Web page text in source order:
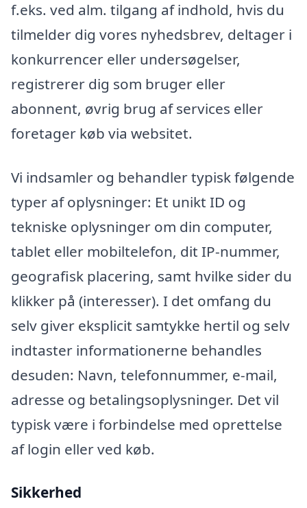
f.eks. ved alm. tilgang af indhold, hvis du
tilmelder dig vores nyhedsbrev, deltager i
konkurrencer eller undersøgelser,
registrerer dig som bruger eller
abonnent, øvrig brug af services eller
foretager køb via websitet.
Vi indsamler og behandler typisk følgende
typer af oplysninger: Et unikt ID og
tekniske oplysninger om din computer,
tablet eller mobiltelefon, dit IP-nummer,
geografisk placering, samt hvilke sider du
klikker på (interesser). I det omfang du
selv giver eksplicit samtykke hertil og selv
indtaster informationerne behandles
desuden: Navn, telefonnummer, e-mail,
adresse og betalingsoplysninger. Det vil
typisk være i forbindelse med oprettelse
af login eller ved køb.
Sikkerhed